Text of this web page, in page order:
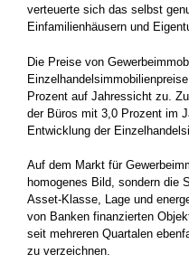
verteuerte sich das selbst
Einfamilienhäusern und
Die Preise von
Prozent auf Jahressicht zu.
der Büros mit 3,0 Prozent im
Entwicklung der
Auf dem Markt für
homogenes Bild, sondern die
Asset-Klasse, Lage und
von Banken finanzierten
seit mehreren Quartalen
zu verzeichnen.